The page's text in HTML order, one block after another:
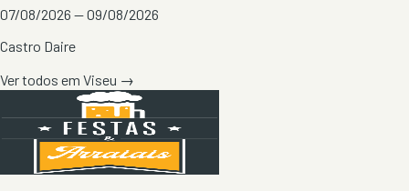
07/08/2026 — 09/08/2026
Castro Daire
Ver todos em Viseu →